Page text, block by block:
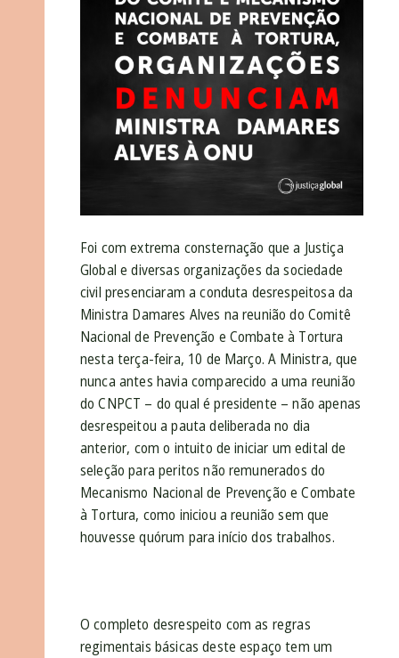
Foi com extrema consternação que a Justiça
Global e diversas organizações da sociedade
civil presenciaram a conduta desrespeitosa da
Ministra Damares Alves na reunião do Comitê
Nacional de Prevenção e Combate à Tortura
nesta terça-feira, 10 de Março. A Ministra, que
nunca antes havia comparecido a uma reunião
do CNPCT – do qual é presidente – não apenas
desrespeitou a pauta deliberada no dia
anterior, com o intuito de iniciar um edital de
seleção para peritos não remunerados do
Mecanismo Nacional de Prevenção e Combate
à Tortura, como iniciou a reunião sem que
houvesse quórum para início dos trabalhos.
O completo desrespeito com as regras
regimentais básicas deste espaço tem um